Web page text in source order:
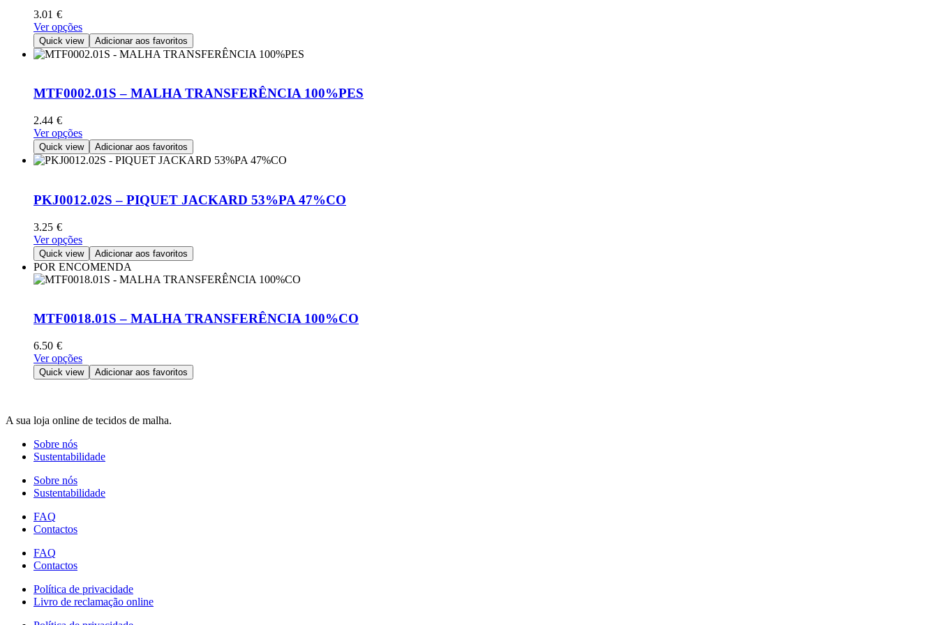
3.01 €
Ver opçõesThis
product
has
The
options
chosen
on
the
Quick view Adicionar aos favoritos
MTF0002.01S – MALHA TRANSFERÊNCIA 100%PES
2.44 €
Ver opçõesThis
product
has
The
options
chosen
on
the
product
Quick view Adicionar aos favoritos
PKJ0012.02S – PIQUET JACKARD 53%PA 47%CO
3.25 €
Ver opçõesThis
product
has
multiple
options
may
on
the
Quick view Adicionar aos favoritos
POR ENCOMENDA
MTF0018.01S – MALHA TRANSFERÊNCIA 100%CO
6.50 €
Ver opçõesThis
product
has
The
be
the
Quick view Adicionar aos favoritos
A sua loja online de tecidos de malha.
Sobre nós
Sustentabilidade
Sobre nós
Sustentabilidade
FAQ
Contactos
FAQ
Contactos
Política de privacidade
Livro de reclamação online